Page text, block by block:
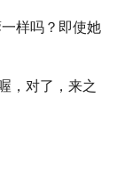
样吗？即使她
，对了，来之